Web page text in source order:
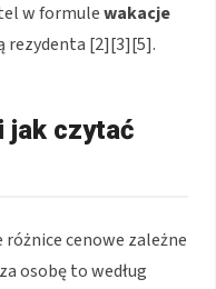
w formulewakacje
rezydenta [2][3][5].
jak czytać
różnice cenowe zależne
osobę to według